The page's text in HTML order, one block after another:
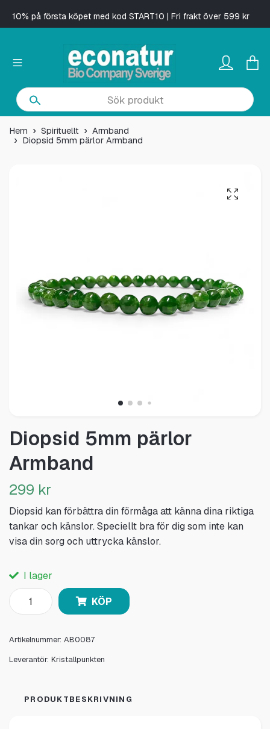
10% på första köpet med kod START10 | Fri frakt över 599 kr
Hem Spirituellt
Armband
Diopsid 5mm pärlor Armband
Diopsid 5mm pärlor
Armband
299 kr
Diopsid kan förbättra din förmåga att känna dina riktiga
tankar och känslor. Speciellt bra för dig som inte kan
visa din sorg och uttrycka känslor.
I lager
KÖP
Artikelnummer: AB0087
Leverantör: Kristallpunkten
PRODUKTBESKRIVNING